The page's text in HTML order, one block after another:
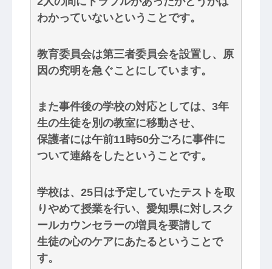
わかっていないということです。
教育委員会は第三者委員会を設置し、原
因の究明を急ぐことにしています。
また事件後の学校の対応としては、3年
生の生徒を別の教室に移動させ、
保護者には午前11時50分ごろに事件に
ついて連絡をしたということです。
学校は、25日は予定していたテストを取
りやめて授業を行い、愛知県に対しスク
ールカウンセラーの増員を要請して
生徒の心のケアにあたるということで
す。